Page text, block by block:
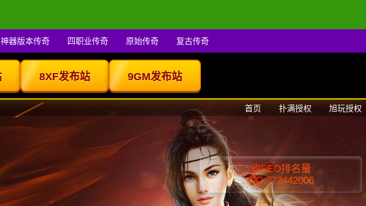
神器版本传奇 四职业传奇 原始传奇 复古传奇